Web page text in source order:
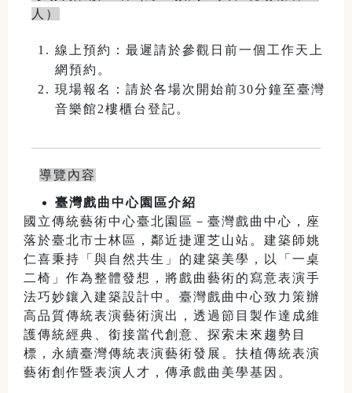
人）
線上預約：最遲請於參觀日前一個工作天上
網預約。
現場報名：請於各場次開始前30分鐘至臺灣
音樂館2樓櫃台登記。
導覽內容
臺灣戲曲中心園區介紹
國立傳統藝術中心臺北園區－臺灣戲曲中心，座
落於臺北市士林區，鄰近捷運芝山站。建築師姚
仁喜秉持「與自然共生」的建築美學，以「一桌
二椅」作為整體發想，將戲曲藝術的寫意表演手
法巧妙鑲入建築設計中。臺灣戲曲中心致力策辦
高品質傳統表演藝術演出，透過節目製作達成維
護傳統經典、銜接當代創意、探索未來趨勢目
標，永續臺灣傳統表演藝術發展。扶植傳統表演
藝術創作暨表演人才，傳承戲曲美學基因。